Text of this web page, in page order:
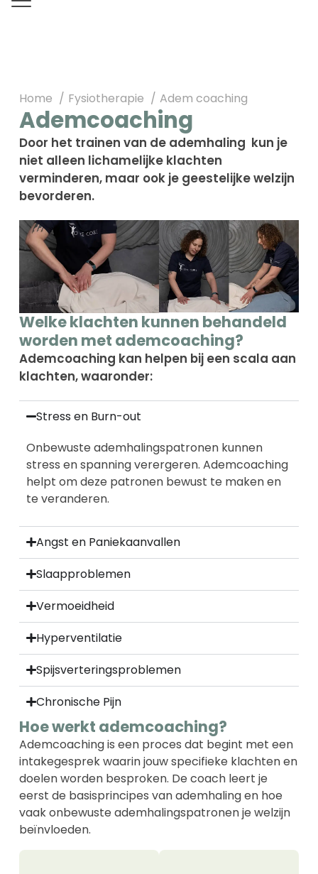
Home Fysiotherapie Adem coaching
Ademcoaching
Door het trainen van de ademhaling kun je
niet alleen lichamelijke klachten
verminderen, maar ook je geestelijke welzijn
bevorderen.
Welke klachten kunnen behandeld
worden met ademcoaching?
Ademcoaching kan helpen bij een scala aan
klachten, waaronder:
Stress en Burn-out​
Onbewuste ademhalingspatronen kunnen
stress en spanning verergeren. Ademcoaching
helpt om deze patronen bewust te maken en
te veranderen.
Angst en Paniekaanvallen​
Slaapproblemen​
Vermoeidheid
Hyperventilatie​
Spijsverteringsproblemen
Chronische Pijn​
Hoe werkt ademcoaching?
Ademcoaching is een proces dat begint met een
intakegesprek waarin jouw specifieke klachten en
doelen worden besproken. De coach leert je
eerst de basisprincipes van ademhaling en hoe
vaak onbewuste ademhalingspatronen je welzijn
beïnvloeden.